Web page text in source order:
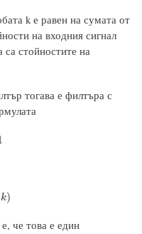
k е равен на сумата от
на входния сигнал
стойностите на
тогава е филтъра с
k)
)
че това е един